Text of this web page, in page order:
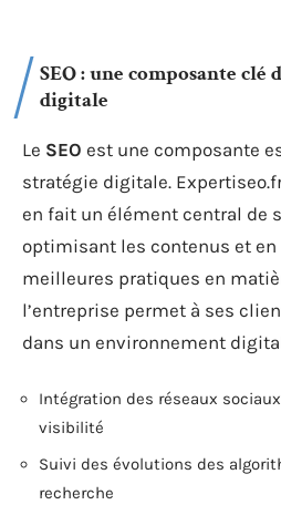
SEO : une composante clé
digitale
Le SEO est une composante
stratégie digitale.
en fait un élément central de
optimisant les contenus et en
meilleures pratiques en
l’entreprise permet à ses
dans un environnement
Intégration des réseaux
visibilité
Suivi des évolutions des
recherche